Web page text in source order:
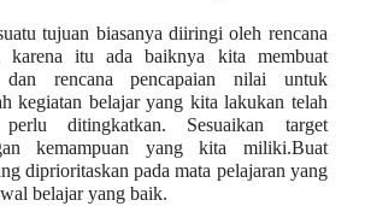
tujuan biasanya diiringi oleh rencana
itu ada baiknya kita membuat
dan rencana pencapaian nilai untuk
kegiatan belajar yang kita lakukan telah
ditingkatkan. Sesuaikan target
kemampuan yang kita miliki.Buat
diprioritaskan pada mata pelajaran yang
belajar yang baik.